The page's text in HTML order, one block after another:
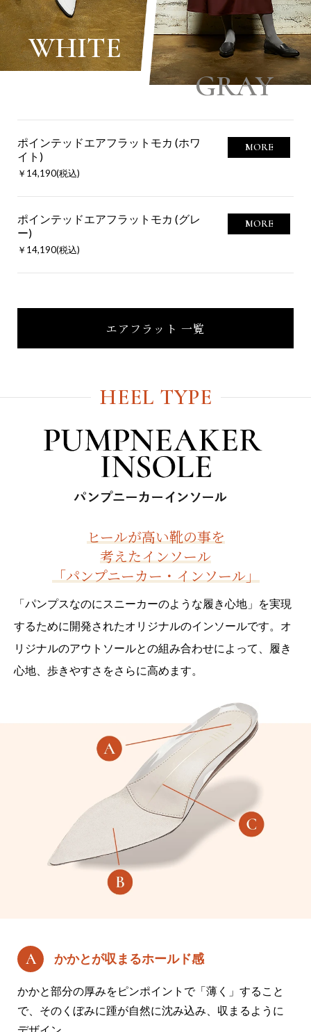
WHITE
GRAY
ポインテッドエアフラットモカ (ホワ
イト)
￥14,190(税込)
MORE
ポインテッドエアフラットモカ (グレ
ー)
￥14,190(税込)
MORE
エアフラット 一覧
HEEL TYPE
ヒールが高い靴の事を
考えたインソール
「パンプニーカー・インソール」
「パンプスなのにスニーカーのような履き心地」を実現
するために開発されたオリジナルのインソールです。オ
リジナルのアウトソールとの組み合わせによって、履き
心地、歩きやすさをさらに高めます。
かかとが収まるホールド感
かかと部分の厚みをピンポイントで「薄く」すること
で、そのくぼみに踵が自然に沈み込み、収まるように
デザイン。